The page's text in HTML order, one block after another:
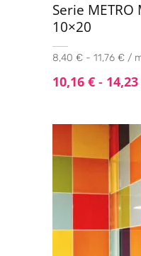
Serie METRO
10×20
8,40 € - 11,76 € /
10,16 € - 14,23